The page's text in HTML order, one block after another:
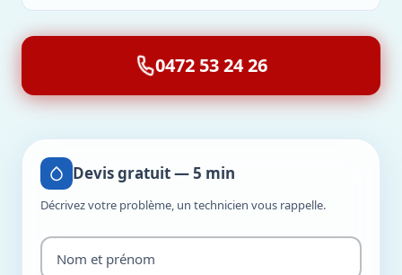
0472 53 24 26
Devis gratuit — 5 min
Décrivez votre problème, un technicien vous rappelle.